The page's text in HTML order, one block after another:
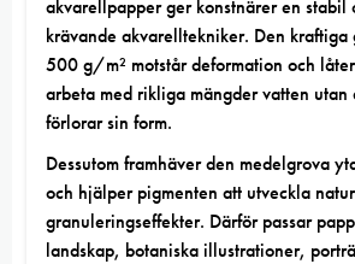
akvarellpapper ger konstnärer en
krävande akvarelltekniker. Den kraftiga
500 g/m² motstår deformation och
arbeta med rikliga mängder vatten utan
förlorar sin form.
Dessutom framhäver den medelgrova
och hjälper pigmenten att utveckla
granuleringseffekter. Därför passar
landskap, botaniska illustrationer,